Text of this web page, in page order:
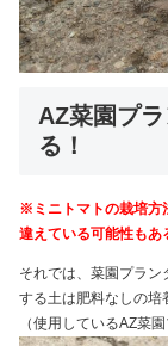
AZ菜園プ
る！
※ミニトマトの栽培方
違えている可能性もあ
それでは、菜園プラ
する土は肥料なしの培
（使用しているAZ菜